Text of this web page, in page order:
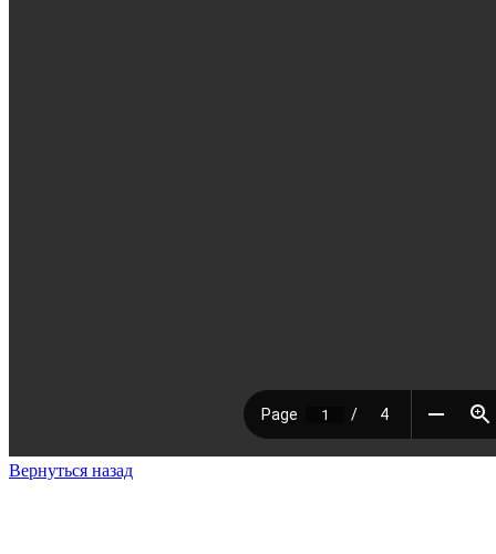
Вернуться назад